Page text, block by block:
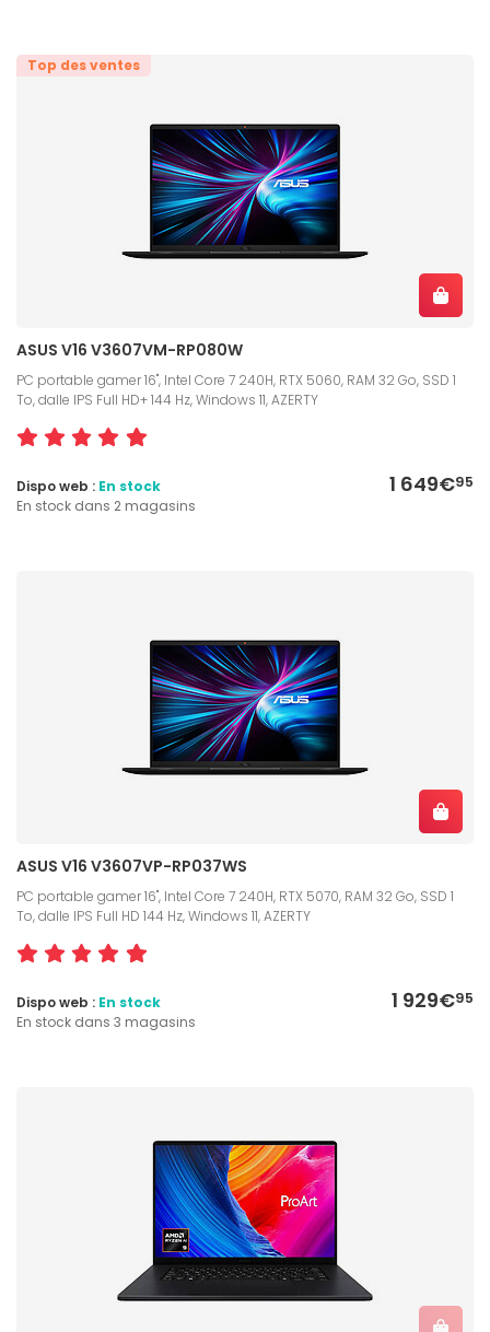
Top des ventes
ASUS V16 V3607VM-RP080W
PC portable gamer 16", Intel Core 7 240H, RTX 5060, RAM 32 Go, SSD 1
To, dalle IPS Full HD+ 144 Hz, Windows 11, AZERTY
1 649€95
Dispo web : En stock
En stock dans 2 magasins
ASUS V16 V3607VP-RP037WS
PC portable gamer 16", Intel Core 7 240H, RTX 5070, RAM 32 Go, SSD 1
To, dalle IPS Full HD 144 Hz, Windows 11, AZERTY
1 929€95
Dispo web : En stock
En stock dans 3 magasins